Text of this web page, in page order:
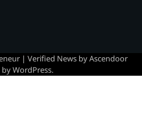
| Verified News byAscendoor
byWordPress.